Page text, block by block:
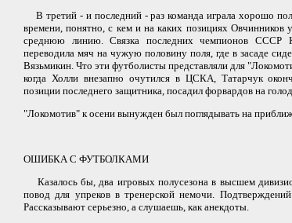
В третий - и последний - раз команда играла хорошо
времени, понятно, с кем и на каких позициях Овчинников
среднюю линию. Связка последних чемпионов СССР
переводила мяч на чужую половину поля, где в засаде
Вязьмикин. Что эти футболисты представляли для
когда Холли внезапно очутился в ЦСКА, Татарчук
позиции последнего защитника, посадил форвардов на
"Локомотив" к осени вынужден был поглядывать на
ОШИБКА С ФУТБОЛКАМИ
Казалось бы, два игровых полусезона в высшем
повод для упреков в тренерской немочи.
Рассказывают серьезно, а слушаешь, как анекдоты.